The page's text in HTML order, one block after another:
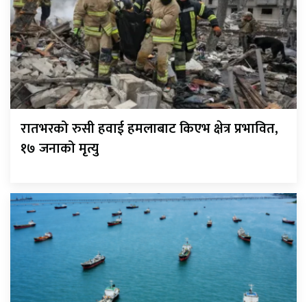
रातभरको रुसी हवाई हमलाबाट किएभ क्षेत्र प्रभावित,
१७ जनाको मृत्यु